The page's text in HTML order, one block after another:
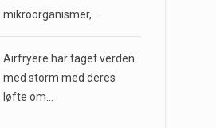
mikroorganismer,…
Airfryere har taget verden
med storm med deres
løfte om…